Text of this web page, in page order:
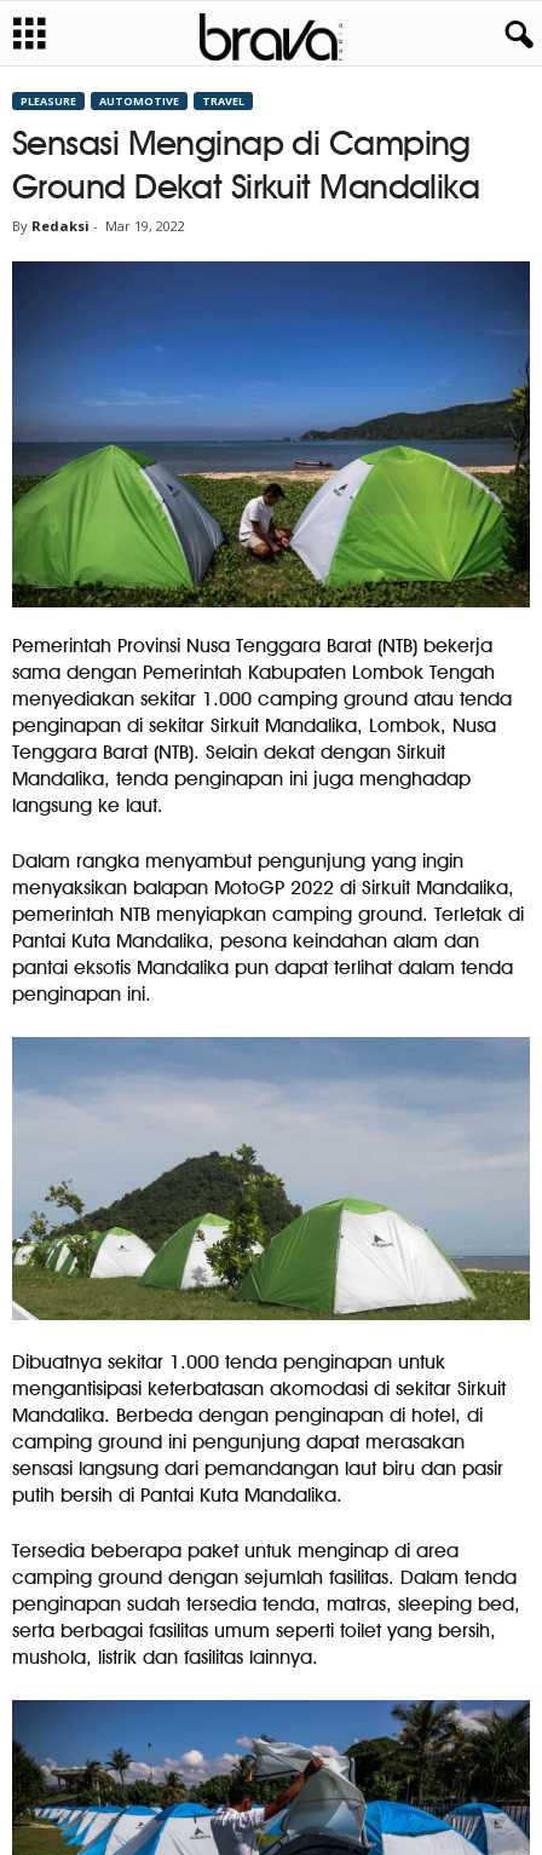
PLEASURE AUTOMOTIVE TRAVEL
Sensasi Menginap di Camping
Ground Dekat Sirkuit Mandalika
By Redaksi - Mar 19, 2022
Pemerintah Provinsi Nusa Tenggara Barat (NTB) bekerja
sama dengan Pemerintah Kabupaten Lombok Tengah
menyediakan sekitar 1.000 camping ground atau tenda
penginapan di sekitar Sirkuit Mandalika, Lombok, Nusa
Tenggara Barat (NTB). Selain dekat dengan Sirkuit
Mandalika, tenda penginapan ini juga menghadap
langsung ke laut.
Dalam rangka menyambut pengunjung yang ingin
menyaksikan balapan MotoGP 2022 di Sirkuit Mandalika,
pemerintah NTB menyiapkan camping ground. Terletak di
Pantai Kuta Mandalika, pesona keindahan alam dan
pantai eksotis Mandalika pun dapat terlihat dalam tenda
penginapan ini.
Dibuatnya sekitar 1.000 tenda penginapan untuk
mengantisipasi keterbatasan akomodasi di sekitar Sirkuit
Mandalika. Berbeda dengan penginapan di hotel, di
camping ground ini pengunjung dapat merasakan
sensasi langsung dari pemandangan laut biru dan pasir
putih bersih di Pantai Kuta Mandalika.
Tersedia beberapa paket untuk menginap di area
camping ground dengan sejumlah fasilitas. Dalam tenda
penginapan sudah tersedia tenda, matras, sleeping bed,
serta berbagai fasilitas umum seperti toilet yang bersih,
mushola, listrik dan fasilitas lainnya.